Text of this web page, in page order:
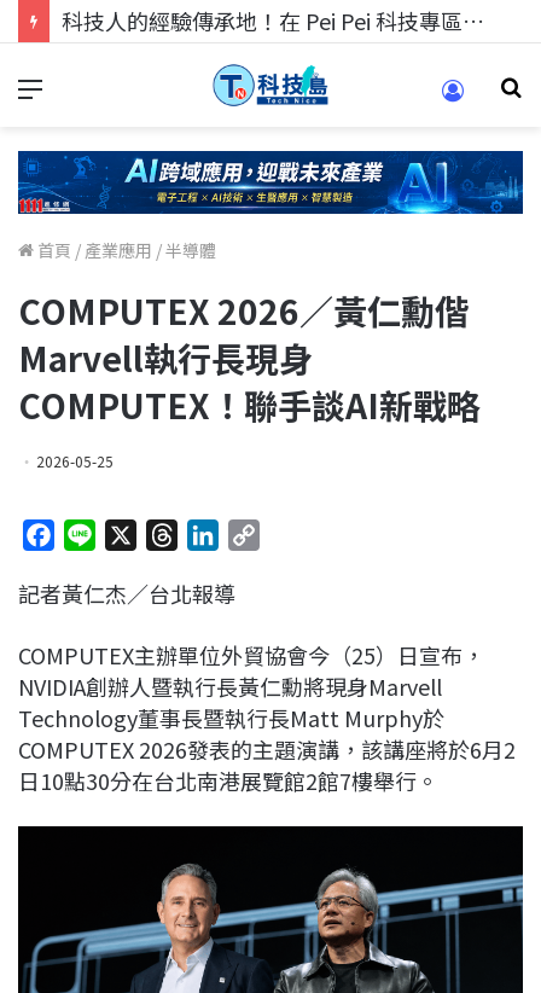
科技人找工作，就到TECH+ 科技專區!
首頁 / 產業應用 /半導體
COMPUTEX 2026／黃仁勳偕
Marvell執行長現身
COMPUTEX！聯手談AI新戰略
2026-05-25
c
b
o
o
k
n
r
a
d
s
n
e
d
I
n
L
i
n
k
記者黃仁杰／台北報導
COMPUTEX主辦單位外貿協會今（25）日宣布，
NVIDIA創辦人暨執行長黃仁勳將現身Marvell
Technology董事長暨執行長Matt Murphy於
COMPUTEX 2026發表的主題演講，該講座將於6月2
日10點30分在台北南港展覽館2館7樓舉行。